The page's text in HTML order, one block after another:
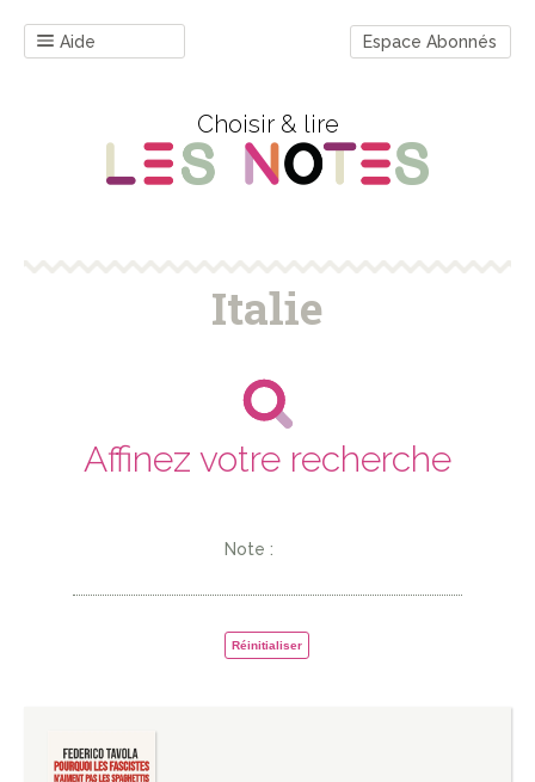
Aide Espace Abonnés
Choisir & lire
Italie
Affinez votre recherche
Note :
Réinitialiser